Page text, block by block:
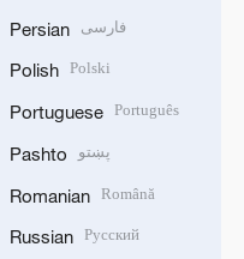
Persian فارسی
Polish Polski
Portuguese Português
Pashto پښتو
Romanian Română
Russian Русский